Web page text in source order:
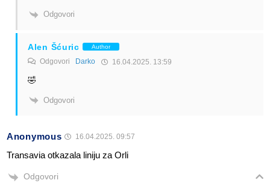
Odgovori
Alen Šćuric Author
Odgovori Darko 16.04.2025. 13:59
🤣
Odgovori
Anonymous 16.04.2025. 09:57
Transavia otkazala liniju za Orli
Odgovori